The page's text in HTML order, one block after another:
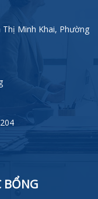
Thị Minh Khai, Phường
BỔNG